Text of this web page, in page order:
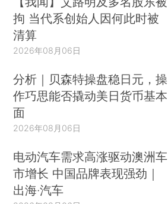
拘 当代系创始人因何此时被
清算
2026年08月06日
分析｜贝森特操盘稳日元，操
作巧思能否撬动美日货币基本
面
2026年08月06日
电动汽车需求高涨驱动澳洲车
市增长 中国品牌表现强劲｜
出海·汽车